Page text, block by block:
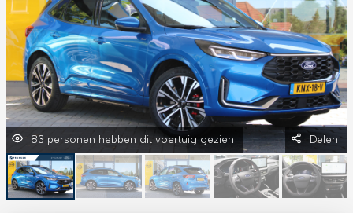
83 personen hebben dit voertuig gezien Delen